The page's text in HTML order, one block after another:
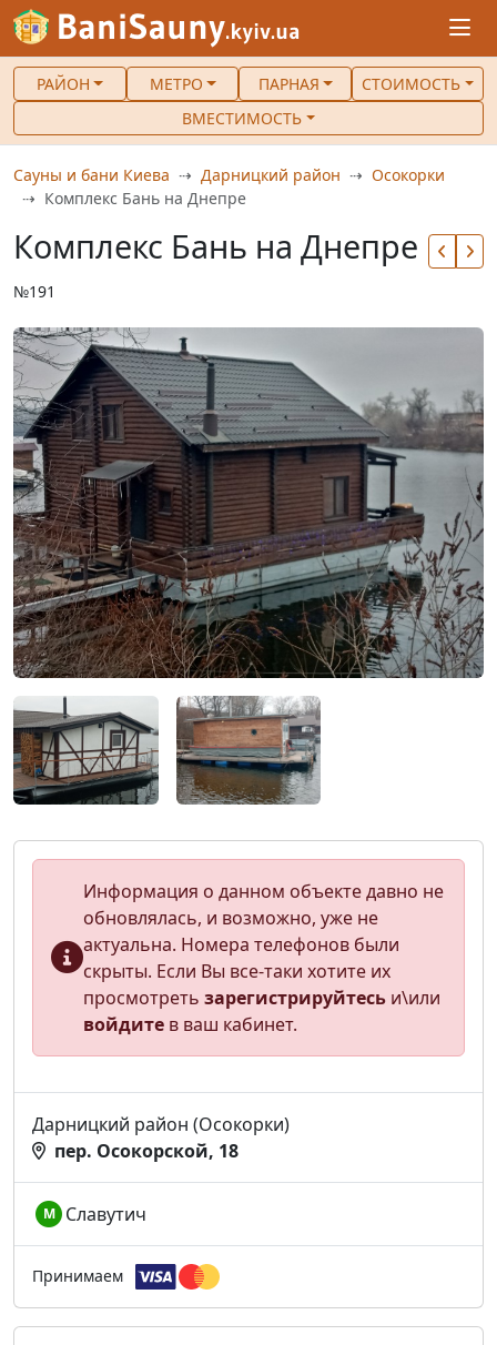
РАЙОН МЕТРО ПАРНАЯ
СТОИМОСТЬ
ВМЕСТИМОСТЬ
Сауны и бани Киева Дарницкий район
Осокорки
Комплекс Бань на Днепре
Комплекс Бань на Днепре
№191
Информация о данном объекте давно не
обновлялась, и возможно, уже не
актуальна. Номера телефонов были
скрыты. Если Вы все-таки хотите их
просмотреть зарегистрируйтесь и\или
войдите в ваш кабинет.
Дарницкий район (Осокорки)
пер. Осокорской, 18
М Славутич
Принимаем